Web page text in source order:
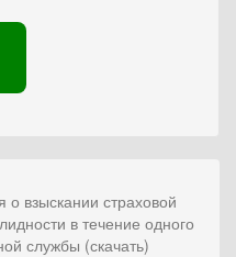
о взыскании страховой
в течение одного
службы (скачать)